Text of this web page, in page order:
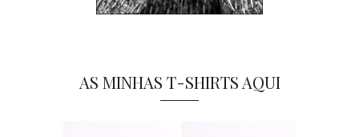
AS MINHAS T-SHIRTS AQUI